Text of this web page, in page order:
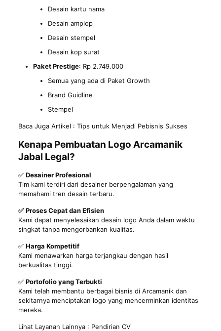
Desain kartu nama
Desain amplop
Desain stempel
Desain kop surat
Paket Prestige: Rp 2.749.000
Semua yang ada di Paket Growth
Brand Guidline
Stempel
Baca Juga Artikel : Tips untuk Menjadi Pebisnis Sukses
Kenapa Pembuatan Logo Arcamanik
Jabal Legal?
✅ Desainer Profesional
Tim kami terdiri dari desainer berpengalaman yang
memahami tren desain terbaru.
✅ Proses Cepat dan Efisien
Kami dapat menyelesaikan desain logo Anda dalam waktu
singkat tanpa mengorbankan kualitas.
✅ Harga Kompetitif
Kami menawarkan harga terjangkau dengan hasil
berkualitas tinggi.
✅ Portofolio yang Terbukti
Kami telah membantu berbagai bisnis di Arcamanik dan
sekitarnya menciptakan logo yang mencerminkan identitas
mereka.
Lihat Layanan Lainnya : Pendirian CV